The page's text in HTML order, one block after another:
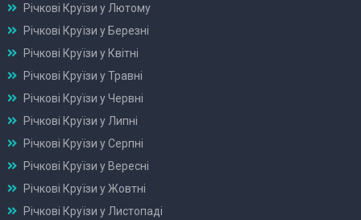
Річкові Круїзи у Лютому
Річкові Круїзи у Березні
Річкові Круїзи у Квітні
Річкові Круїзи у Травні
Річкові Круїзи у Червні
Річкові Круїзи у Липні
Річкові Круїзи у Серпні
Річкові Круїзи у Вересні
Річкові Круїзи у Жовтні
Річкові Круїзи у Листопаді